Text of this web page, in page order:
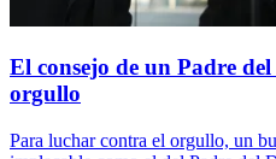
El consejo de un Padre
orgullo
Para luchar contra el orgullo, un